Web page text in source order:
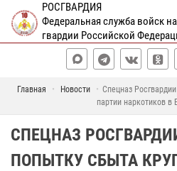
РОСГВАРДИЯ
Федеральная служба войск
гвардии Российской
Главная Новости
Спецназ
партии наркотиков в
СПЕЦНАЗ
ПОПЫТКУ СБЫТА